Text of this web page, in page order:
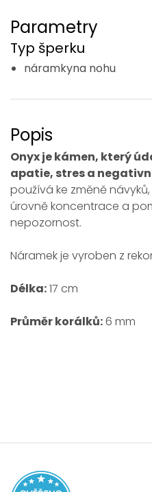
Parametry
Typ šperku
náramkyna nohu
Popis
Onyx je kámen, který
apatie, stres a
používá ke změně
úrovně koncentrace a
nepozornost.
Náramek je vyroben z
Délka:17 cm
Průměr korálků:6 mm